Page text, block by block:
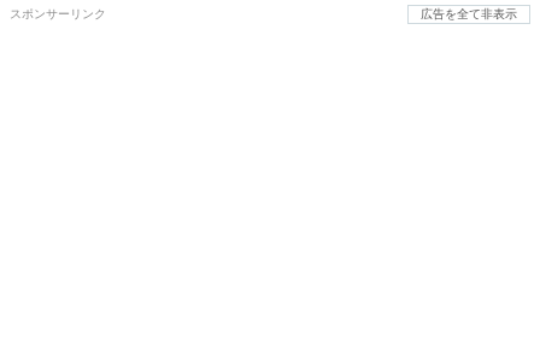
スポンサーリンク 広告を全て非表示